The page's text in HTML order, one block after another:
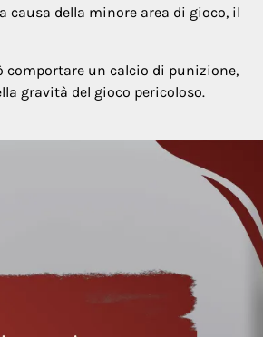
causa della minore area di gioco, il
comportare un calcio di punizione,
gravità del gioco pericoloso.